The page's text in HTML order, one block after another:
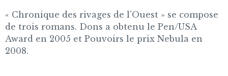
« Chronique des rivages de l’Ouest » se compose
de trois romans. Dons a obtenu le Pen/USA
Award en 2005 et Pouvoirs le prix Nebula en
2008.